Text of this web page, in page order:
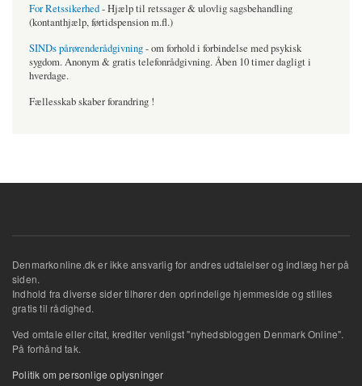
For Retssikerhed- Hjælp til retssager & ulovlig sagsbehandling
(kontanthjælp, førtidspension m.fl.)
SINDs pårørenderådgivning- om forhold i forbindelse med psykisk
sygdom. Anonym & gratis telefonrådgivning. Åben 10 timer dagligt i
hverdage.
Fællesskab skaber forandring !
Denmarkonline.dk er ikke ansvarlig for andres udtalelser og indlæg her på
siden.
Indhold fra diverse sider tilhører den oprindelige hjemmeside og stilles
gratis til rådighed.
Ved omtale eller citat, krediter venligst "nyhedsbloggen Denmark Online".
På forhånd tak.
Politik om personlige oplysninger